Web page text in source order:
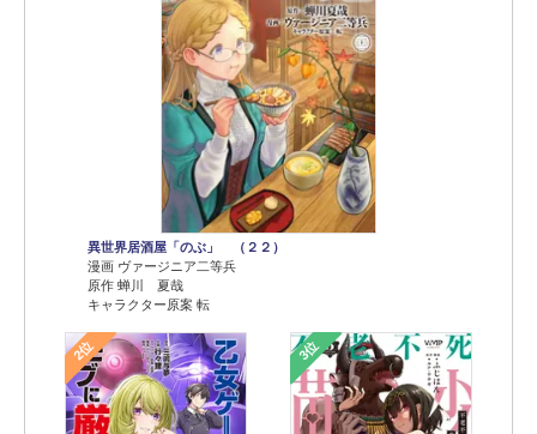
異世界居酒屋「のぶ」 （２２）
漫画 ヴァージニア二等兵
原作 蝉川 夏哉
キャラクター原案 転
2位 3位